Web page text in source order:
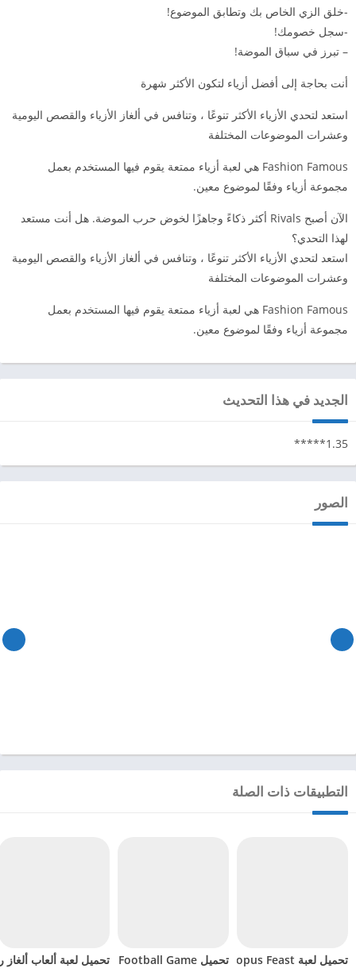
-خلق الزي الخاص بك وتطابق الموضوع!
-سجل خصومك!
– تبرز في سباق الموضة!
أنت بحاجة إلى أفضل أزياء لتكون الأكثر شهرة
استعد لتحدي الأزياء الأكثر تنوعًا ، وتنافس في ألغاز الأزياء والقصص اليومية
وعشرات الموضوعات المختلفة
Fashion Famous هي لعبة أزياء ممتعة يقوم فيها المستخدم بعمل
مجموعة أزياء وفقًا لموضوع معين.
الآن أصبح Rivals أكثر ذكاءً وجاهزًا لخوض حرب الموضة. هل أنت مستعد
لهذا التحدي؟
استعد لتحدي الأزياء الأكثر تنوعًا ، وتنافس في ألغاز الأزياء والقصص اليومية
وعشرات الموضوعات المختلفة
Fashion Famous هي لعبة أزياء ممتعة يقوم فيها المستخدم بعمل
مجموعة أزياء وفقًا لموضوع معين.
الجديد في هذا التحديث
1.35*****
الصور
التطبيقات ذات الصلة
تحميل لعبة Octopus Feast مهكرة للاندرويد 2024 تحميل Soccer Hero PvP Football Game مهكرة للاندرويد 2024 تحميل لعبة ألعاب ألغاز